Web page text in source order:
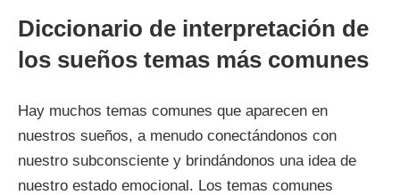
Diccionario de interpretación de
los sueños temas más comunes
Hay muchos temas comunes que aparecen en
nuestros sueños, a menudo conectándonos con
nuestro subconsciente y brindándonos una idea de
nuestro estado emocional. Los temas comunes